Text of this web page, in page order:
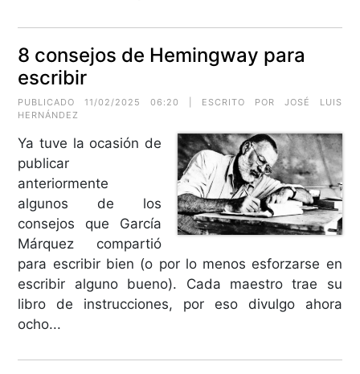
8 consejos de Hemingway para
escribir
PUBLICADO 11/02/2025 06:20 | ESCRITO POR JOSÉ LUIS
HERNÁNDEZ
Ya tuve la ocasión de
publicar
anteriormente
algunos de los
consejos que García
Márquez compartió
para escribir bien (o por lo menos esforzarse en
escribir alguno bueno). Cada maestro trae su
libro de instrucciones, por eso divulgo ahora
ocho...